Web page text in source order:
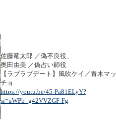
佐藤竜太郎 ／偽不良役、
奥田由美 ／偽占い師役
【ラブラブデート】風吹ケイ／青木マッ
チョ
https://youtu.be/45-Pa81ELyY?
si=uWPb_g42VVZGF-Fg